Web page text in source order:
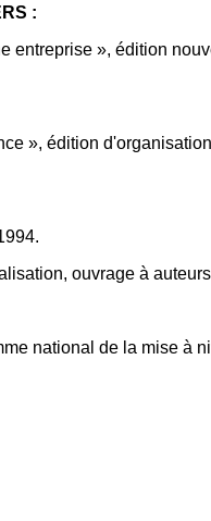
:
entreprise », édition
», édition
ouvrage à
national de la mise à